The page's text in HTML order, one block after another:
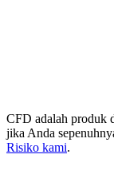
CFD adalah produk
jika Anda
Risiko kami.